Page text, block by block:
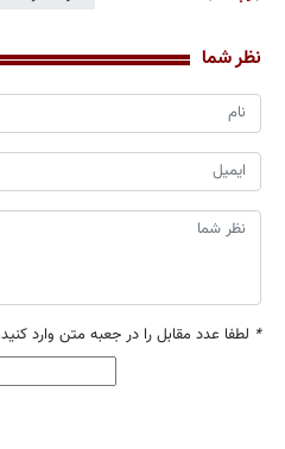
نظر شما
* لطفا عدد مقابل را در جعبه متن وارد کنید